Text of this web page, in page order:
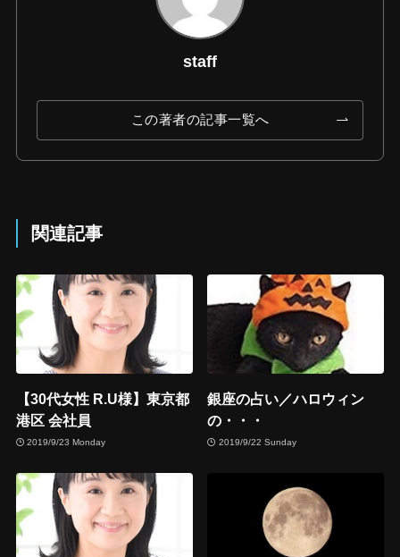
staff
この著者の記事一覧へ
関連記事
【30代女性 R.U様】東京都
港区 会社員
2019/9/23 Monday
銀座の占い／ハロウィン
の・・・
2019/9/22 Sunday